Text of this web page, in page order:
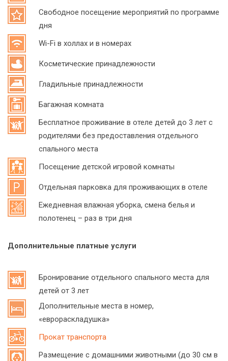
Свободное посещение мероприятий по программе
дня
Wi-Fi в холлах и в номерах
Косметические принадлежности
Гладильные принадлежности
Багажная комната
Бесплатное проживание в отеле детей до 3 лет с
родителями без предоставления отдельного
спального места
Посещение детской игровой комнаты
Отдельная парковка для проживающих в отеле
Ежедневная влажная уборка, смена белья и
полотенец – раз в три дня
Дополнительные платные услуги
Бронирование отдельного спального места для
детей от 3 лет
Дополнительные места в номер,
«еврораскладушка»
Прокат транспорта
Размещение с домашними животными (до 30 см в